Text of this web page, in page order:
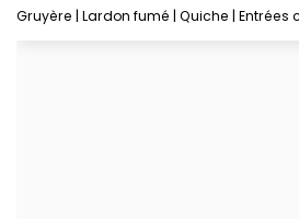
Gruyère Lardon fumé Quiche Entrées